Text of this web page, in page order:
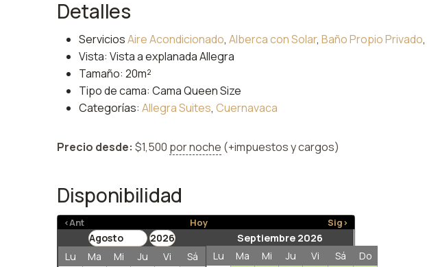
Detalles
ServiciosAire Acondicionado, Alberca con Solar, Baño Propio Privado,
Vista: Vista a explanada Allegra
Tamaño: 20m²
Tipo de cama: Cama Queen Size
Categorías: Allegra Suites, Cuernavaca
Precio desde: $1,500 por noche (+impuestos y cargos)
Disponibilidad
<Ant Hoy Sig>
Lu Ma Mi Ju Vi Sá
Do
Septiembre 2026
Lu
Ma Mi Ju Vi Sá
Do